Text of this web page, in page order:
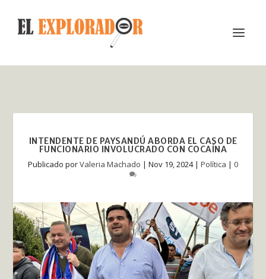
INTENDENTE DE PAYSANDÚ ABORDA EL CASO DE
FUNCIONARIO INVOLUCRADO CON COCAÍNA
Publicado porValeria Machado | Nov 19, 2024| Política | 0